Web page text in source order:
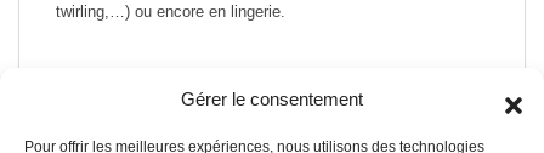
Gérer le consentement
Pour offrir les meilleures expériences, nous utilisons des technologies
twirling,…) ou encore en lingerie.